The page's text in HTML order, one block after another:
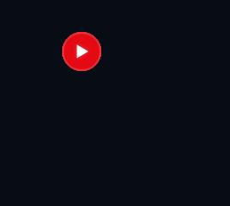
▶
▶
▶
▶
▶
▶
▶
▶
▶
▶
▶
▶
▶
▶
▶
▶
▶
▶
▶
▶
▶
▶
▶
▶
▶
▶
▶
▶
▶
▶